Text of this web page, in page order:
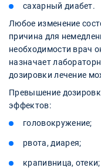
сахарный диабет.
Любое изменение
причина для
необходимости врач
назначает
дозировки лечение
Превышение
эффектов:
головокружение;
рвота, диарея;
крапивница, отеки;